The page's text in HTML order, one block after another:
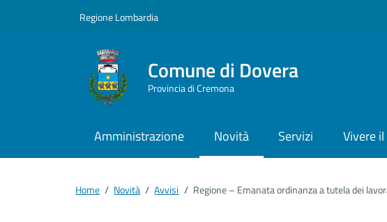
Regione Lombardia
Comune di Dovera
Provincia di Cremona
Amministrazione Novità Servizi Vivere
Home / Novità / Avvisi / Regione – Emanata ordinanza a tutela dei